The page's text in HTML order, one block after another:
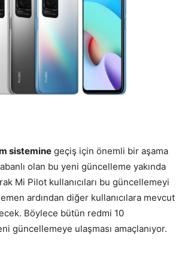
sistemine geçiş için önemli bir aşama
olan bu yeni güncelleme yakında
Mi Pilot kullanıcıları bu güncellemeyi
ardından diğer kullanıcılara mevcut
Böylece bütün redmi 10
güncellemeye ulaşması amaçlanıyor.